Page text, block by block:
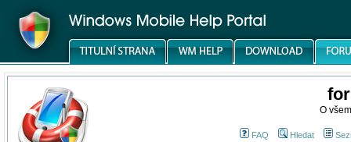
O
FAQ Hledat